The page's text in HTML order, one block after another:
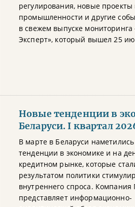
регулирования, новые проекты
промышленности и другие
в свежем выпуске
Эксперт», который вышел 25
Новые тенденции в
Беларуси. I квартал
В марте в Беларуси
тенденции в экономике и на
кредитном рынке, которые
результатом политики
внутреннего спроса.
представляет информационно-